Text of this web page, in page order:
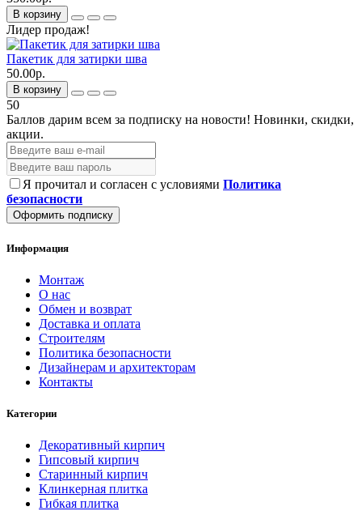
В корзину
Лидер продаж!
Пакетик для затирки шва
50.00р.
В корзину
50
Баллов дарим всем за подписку на новости! Новинки, скидки,
акции.
Я прочитал и согласен с условиями Политика
безопасности
Оформить подписку
Информация
Монтаж
О нас
Обмен и возврат
Доставка и оплата
Строителям
Политика безопасности
Дизайнерам и архитекторам
Контакты
Категории
Декоративный кирпич
Гипсовый кирпич
Старинный кирпич
Клинкерная плитка
Гибкая плитка